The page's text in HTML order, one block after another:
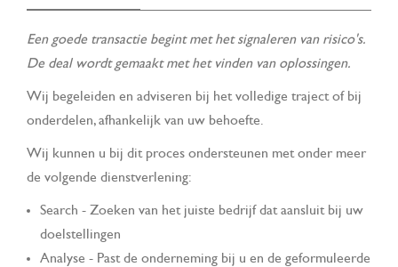
Een goede transactie begint met het signaleren van risico's.
De deal wordt gemaakt met het vinden van oplossingen.
Wij begeleiden en adviseren bij het volledige traject of bij
onderdelen, afhankelijk van uw behoefte.
Wij kunnen u bij dit proces ondersteunen met onder meer
de volgende dienstverlening:
Search - Zoeken van het juiste bedrijf dat aansluit bij uw
doelstellingen
Analyse - Past de onderneming bij u en de geformuleerde